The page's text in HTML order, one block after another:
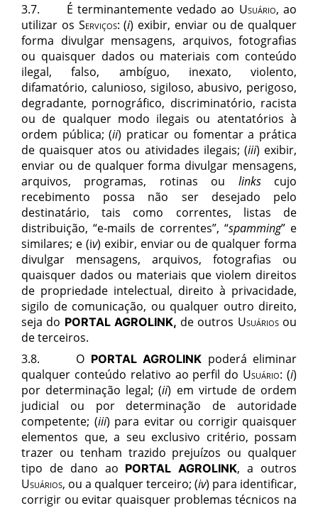
3.7. É terminantemente vedado ao Usuário, ao
utilizar os Serviços: (i) exibir, enviar ou de qualquer
forma divulgar mensagens, arquivos, fotografias
ou quaisquer dados ou materiais com conteúdo
ilegal, falso, ambíguo, inexato, violento,
difamatório, calunioso, sigiloso, abusivo, perigoso,
degradante, pornográfico, discriminatório, racista
ou de qualquer modo ilegais ou atentatórios à
ordem pública; (ii) praticar ou fomentar a prática
de quaisquer atos ou atividades ilegais; (iii) exibir,
enviar ou de qualquer forma divulgar mensagens,
arquivos, programas, rotinas ou linkscujo
recebimento possa não ser desejado pelo
destinatário, tais como correntes, listas de
distribuição, “e-mails de correntes”, “spamming” e
similares; e (iv) exibir, enviar ou de qualquer forma
divulgar mensagens, arquivos, fotografias ou
quaisquer dados ou materiais que violem direitos
de propriedade intelectual, direito à privacidade,
sigilo de comunicação, ou qualquer outro direito,
seja do PORTAL AGROLINK, de outros Usuários ou
de terceiros.
3.8. O PORTAL AGROLINK poderá eliminar
qualquer conteúdo relativo ao perfil do Usuário: (i)
por determinação legal; (ii) em virtude de ordem
judicial ou por determinação de autoridade
competente; (iii) para evitar ou corrigir quaisquer
elementos que, a seu exclusivo critério, possam
trazer ou tenham trazido prejuízos ou qualquer
tipo de dano ao PORTAL AGROLINK, a outros
Usuários, ou a qualquer terceiro; (iv) para identificar,
corrigir ou evitar quaisquer problemas técnicos na